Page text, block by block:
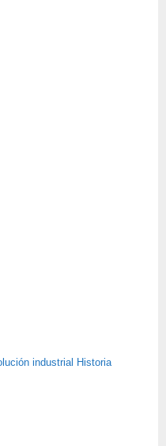
industrial Historia